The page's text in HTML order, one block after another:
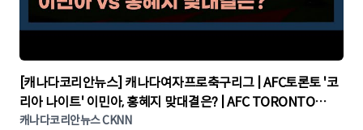
▶
[캐나다코리안뉴스] 캐나다여자프로축구리그 | AFC토론토 '코
리아 나이트' 이민아, 홍혜지 맞대결은? | AFC TORONTO
KOREA NIGHT | 캐나다뉴스 | 토론토뉴스
캐나다코리안뉴스 CKNN